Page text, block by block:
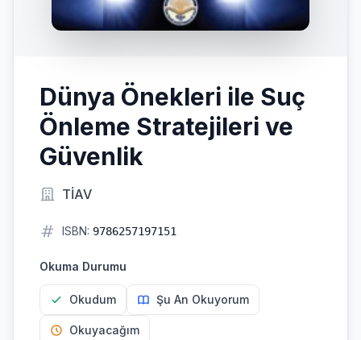
Dünya Önekleri ile Suç
Önleme Stratejileri ve
Güvenlik
TİAV
ISBN: 9786257197151
Okuma Durumu
Okudum Şu An Okuyorum
Okuyacağım